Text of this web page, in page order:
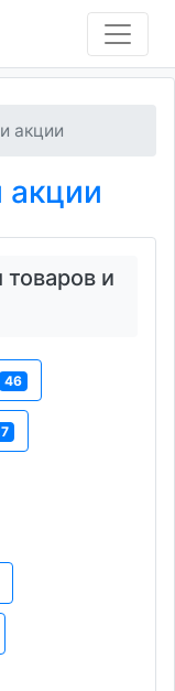
акции
акции
и
46